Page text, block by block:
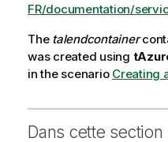
FR/documentation/
The talendcontainer
was created using
in the scenario Creating
Dans cette section